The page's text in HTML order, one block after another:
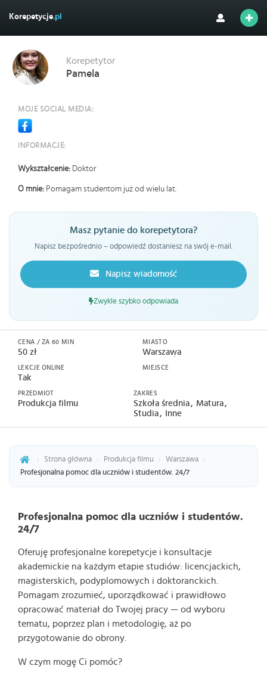
Korepetycje.pl
Korepetytor
Pamela
MOJE SOCIAL MEDIA:
INFORMACJE:
Wykształcenie: Doktor
O mnie: Pomagam studentom już od wielu lat.
Masz pytanie do korepetytora?
Napisz bezpośrednio – odpowiedź dostaniesz na swój e-mail.
Napisz wiadomość
Zwykle szybko odpowiada
CENA / ZA 60 MIN
50 zł
LEKCJE ONLINE
Tak
MIASTO
Warszawa
MIEJSCE
PRZEDMIOT
Produkcja filmu
ZAKRES
Szkoła średnia Matura
Studia
Inne
› Strona główna › Produkcja filmu › Warszawa
›
Profesjonalna pomoc dla uczniów i studentów. 24/7
Profesjonalna pomoc dla uczniów i studentów.
24/7
Oferuję profesjonalne korepetycje i konsultacje
akademickie na każdym etapie studiów: licencjackich,
magisterskich, podyplomowych i doktoranckich.
Pomagam zrozumieć, uporządkować i prawidłowo
opracować materiał do Twojej pracy — od wyboru
tematu, poprzez plan i metodologię, aż po
przygotowanie do obrony.
W czym mogę Ci pomóc?